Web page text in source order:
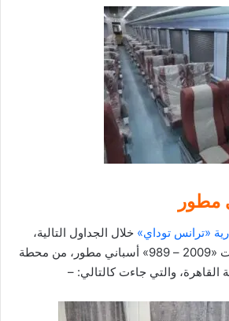
مطور
«ترانس توداي» خلال الجداول التالية،
مواعيد وتوقفات قطارات «2009 – 989» أسباني مطور، من محطة
والتي جاءت كالتالي: –